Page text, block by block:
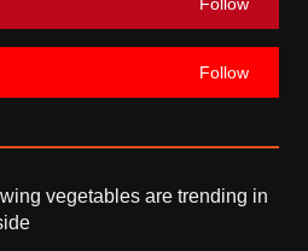
Follow
vegetables are trending in